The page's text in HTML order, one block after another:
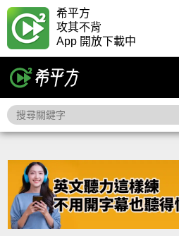
希平方
攻其不背
App 開放下載中